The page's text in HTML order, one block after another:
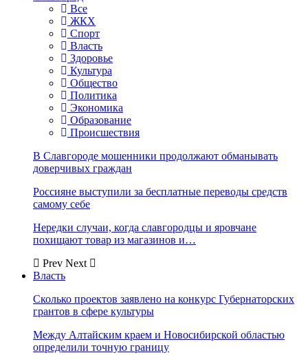
Все
ЖКХ
Спорт
Власть
Здоровье
Культура
Общество
Политика
Экономика
Образование
Происшествия
В Славгороде мошенники продолжают обманывать
доверчивых граждан
Россияне выступили за бесплатные переводы средств
самому себе
Нередки случаи, когда славгородцы и яровчане
похищают товар из магазинов и…
Prev Next
Власть
Сколько проектов заявлено на конкурс Губернаторских
грантов в сфере культуры
Между Алтайским краем и Новосибирской областью
определили точную границу